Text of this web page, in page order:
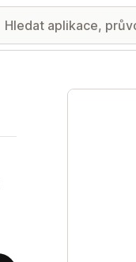
Galerie